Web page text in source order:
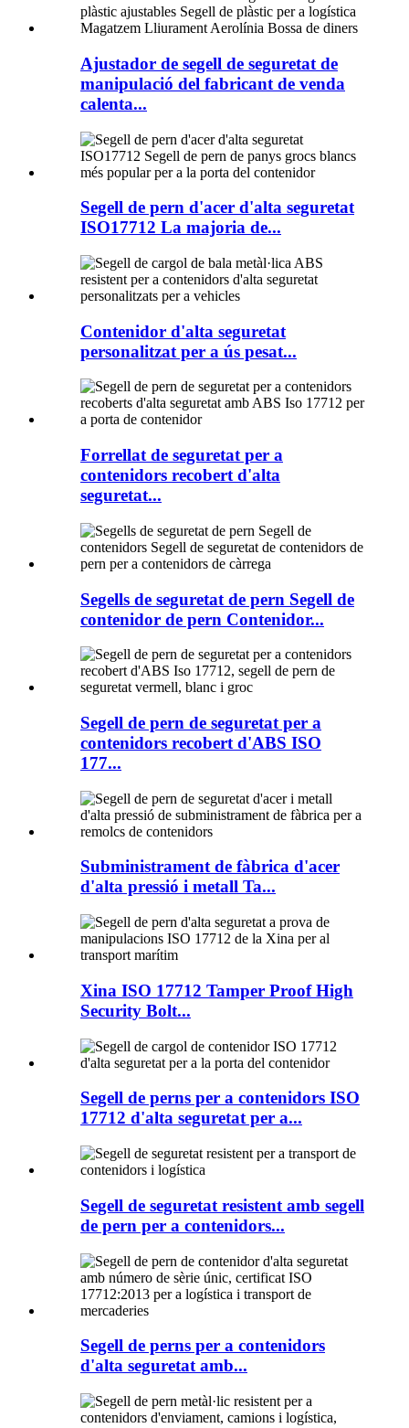
Ajustador de segell de seguretat de
manipulació del fabricant de venda
calenta...
Segell de pern d'acer d'alta seguretat
ISO17712 La majoria de...
Contenidor d'alta seguretat
personalitzat per a ús pesat...
Forrellat de seguretat per a
contenidors recobert d'alta
seguretat...
Segells de seguretat de pern Segell de
contenidor de pern Contenidor...
Segell de pern de seguretat per a
contenidors recobert d'ABS ISO
177...
Subministrament de fàbrica d'acer
d'alta pressió i metall Ta...
Xina ISO 17712 Tamper Proof High
Security Bolt...
Segell de perns per a contenidors ISO
17712 d'alta seguretat per a...
Segell de seguretat resistent amb segell
de pern per a contenidors...
Segell de perns per a contenidors
d'alta seguretat amb...